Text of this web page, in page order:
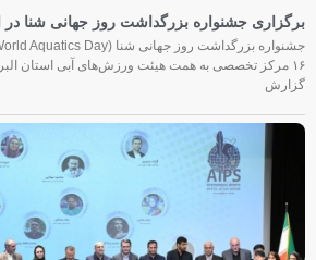
برگزاری جشنواره بزرگداشت روز جهانی شنا در
۱۶ مرکز تخصصی به همت هیئت ورزش‌های آبی استان
گزارش